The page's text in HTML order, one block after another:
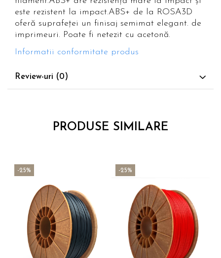
este rezistent la impact.ABS+ de la ROSA3D
oferă suprafeței un finisaj semimat elegant. de
imprimeuri. Poate fi netezit cu acetonă.
Informatii conformitate produs
Review-uri (0)
PRODUSE SIMILARE
-25% -25%